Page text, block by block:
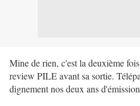
Mine de rien, c'est la deuxième
review PILE avant sa sortie.
dignement nos deux ans